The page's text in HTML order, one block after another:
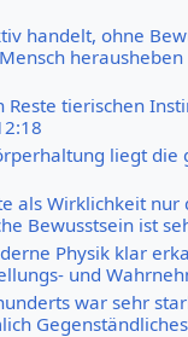
handelt, ohne
Reste tierischen
liegt die
als Wirklichkeit
Bewusstsein ist
Physik klar
und
war sehr